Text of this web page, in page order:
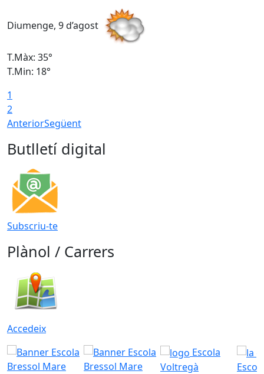
Diumenge, 9 d’agost
T.Màx: 35°
T.Min: 18°
1
2
AnteriorSegüent
Butlletí digital
Subscriu-te
Plànol / Carrers
Accedeix
Escola
Voltregà